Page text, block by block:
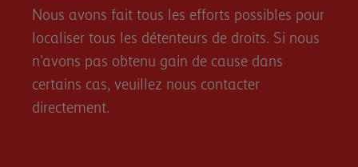
Nous avons fait tous les efforts possibles pour
localiser tous les détenteurs de droits. Si nous
n'avons pas obtenu gain de cause dans
certains cas, veuillez nous contacter
directement.